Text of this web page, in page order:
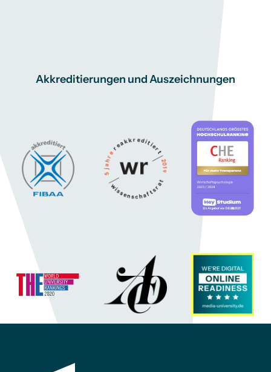
Akkreditierungen und Auszeichnungen